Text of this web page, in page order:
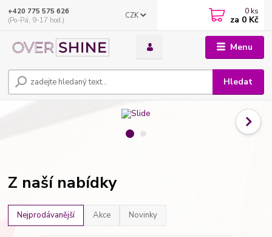
Menu
CZK
Hledat
+420 775 575 626
(Po-Pá, 9-17 hod.)
0 ks
za 0 Kč
Z naší nabídky
Nejprodávanější Akce Novinky